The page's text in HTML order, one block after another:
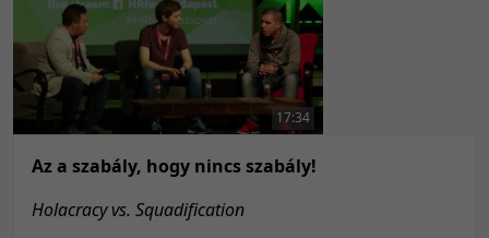
Kezdés/felvétel dátuma szerint
Feltöltés dátuma szerint
Feltöltés dátuma szerint
Utolsó módosítás szerint
Utolsó módosítás szerint
20 tétel/oldal
50 tétel/oldal
100 tétel/oldal
17:34
Az a szabály, hogy nincs szabály!
Holacracy vs. Squadification